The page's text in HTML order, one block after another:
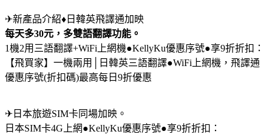
✈新產品介紹♦日韓英飛譯通加映
每天多30元，多雙語翻譯功能。
1機2用三語翻譯+WiFi上網機●KellyKu優惠序號●享9折折扣：
【飛買家】一機兩用│日韓英三語翻譯●WiFi上網機，飛譯通
優惠序號(折扣碼)最高每日9折優惠
✈日本旅遊SIM卡同場加映。
日本SIM卡4G上網●KellyKu優惠序號●享9折折扣：